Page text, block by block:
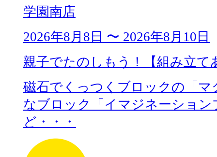
学園南店
2026年8月8日 〜 2026年8月10日
親子でたのしもう！【組み立て
磁石でくっつくブロックの「
なブロック「イマジネーショ
ど・・・